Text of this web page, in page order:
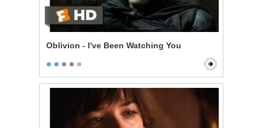
Oblivion - I've Been Watching You